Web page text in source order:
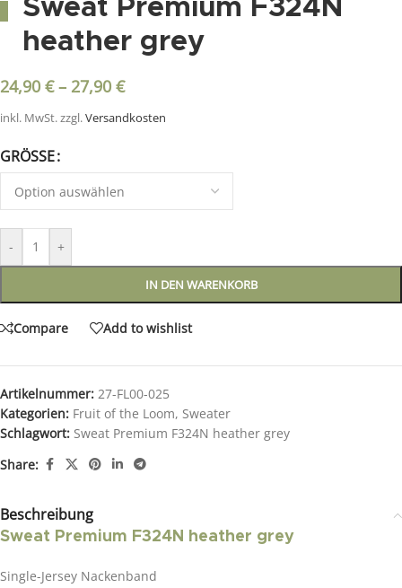
Sweat Premium F324N
heather grey
24,90 €– 27,90 €
inkl. MwSt.zzgl.Versandkosten
GRÖSSE
- +
IN DEN WARENKORB
Compare Add to wishlist
Artikelnummer: 27-FL00-025
Kategorien: Fruit of the Loom, Sweater
Schlagwort: Sweat Premium F324N heather grey
Share:
Beschreibung
Sweat Premium F324N heather grey
Single-Jersey Nackenband